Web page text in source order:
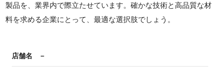
製品を、業界内で際立たせています。確かな技術と高品質な材
料を求める企業にとって、最適な選択肢でしょう。
店舗名 －